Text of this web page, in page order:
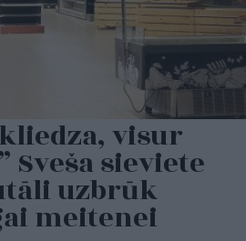
visur
Sveša sieviete
uzbrūk
meitenei